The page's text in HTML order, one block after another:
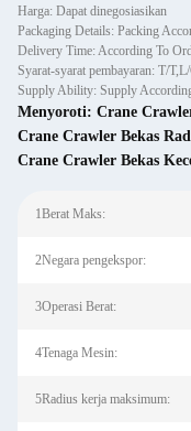
Harga: Dapat dinegosiasikan
Packaging Details: Packing
Delivery Time: According To
Syarat-syarat pembayaran: T/
Supply Ability: Supply
Menyoroti: Crane
Crane Crawler Bekas
Crane Crawler Bekas
1Berat Maks:
2Negara pengekspor:
3Operasi Berat:
4Tenaga Mesin:
5Radius kerja maksimum: